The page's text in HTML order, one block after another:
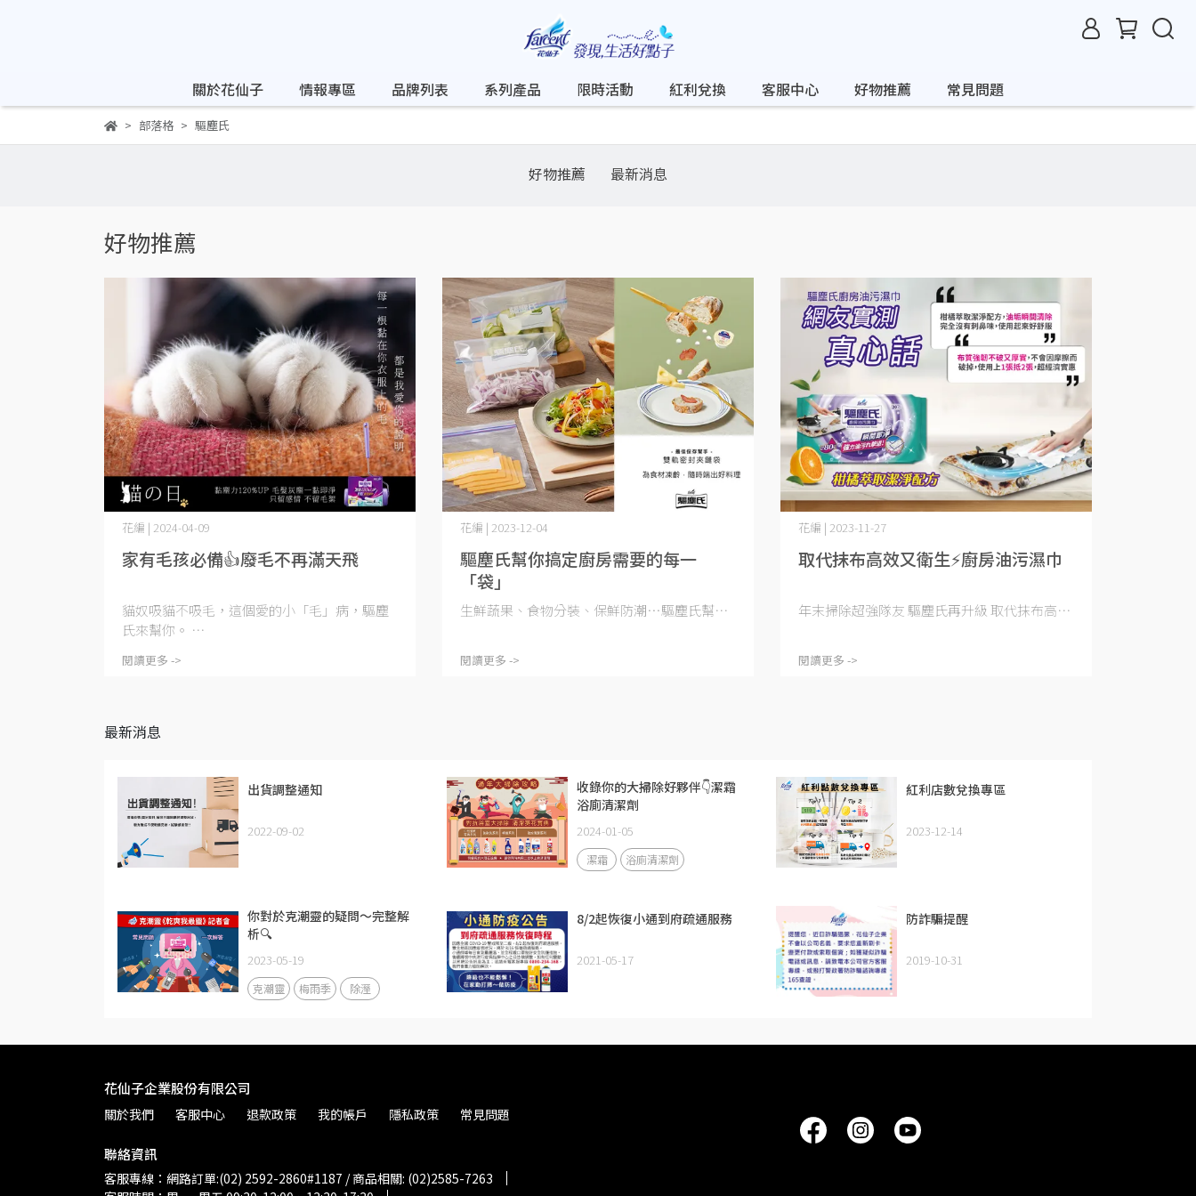
關於花仙子 情報專區 品牌列表 系列產品 限時活動 紅利兌換 客服中心 好物推薦 常見問題
部落格 驅塵氏
好物推薦 最新消息
好物推薦
家有毛孩必備👍廢毛不再滿天飛
花編 | 2024-04-09
貓奴吸貓不吸毛，這個愛的小「毛」病，驅塵
氏來幫你。 ⋯
閱讀更多 ->
驅塵氏幫你搞定廚房需要的每一
「袋」
花編 | 2023-12-04
生鮮蔬果、食物分裝、保鮮防潮…驅塵氏幫⋯
閱讀更多 ->
取代抹布高效又衛生⚡廚房油污濕巾
花編 | 2023-11-27
年末掃除超強隊友 驅塵氏再升級 取代抹布高⋯
閱讀更多 ->
最新消息
出貨調整通知
2022-09-02
收錄你的大掃除好夥伴👇潔霜
浴廁清潔劑
2024-01-05
潔霜 浴廁清潔劑
紅利店數兌換專區
2023-12-14
你對於克潮靈的疑問～完整解
析🔍
2023-05-19
克潮靈 梅雨季 除溼
8/2起恢復小通到府疏通服務
2021-05-17
防詐騙提醒
2019-10-31
花仙子企業股份有限公司
關於我們 客服中心 退款政策 我的帳戶 隱私政策 常見問題
聯絡資訊
客服專線：網路訂單:(02) 2592-2860#1187 / 商品相關: (02)2585-7263